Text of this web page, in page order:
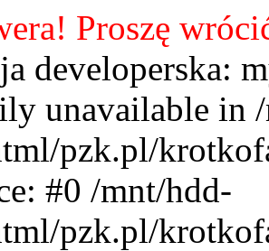
Proszę
developerska:
unavailable in
pzk.pl/
#0 /mnt/hdd-
pzk.pl/